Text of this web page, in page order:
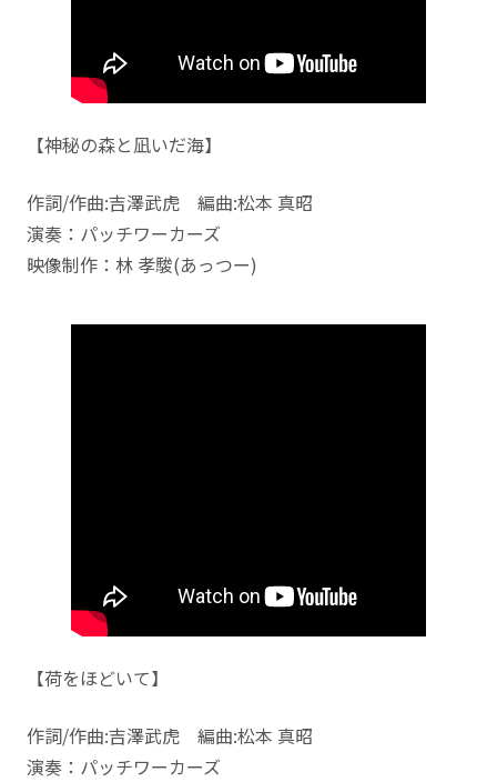
【神秘の森と凪いだ海】
作詞/作曲:吉澤武虎 編曲:松本 真昭
演奏：パッチワーカーズ
映像制作：林 孝駿(あっつー)
【荷をほどいて】
作詞/作曲:吉澤武虎 編曲:松本 真昭
演奏：パッチワーカーズ